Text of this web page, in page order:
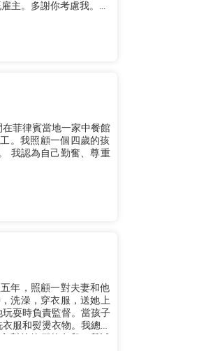
主。多謝你考慮我。...
菲律賓當地一家中餐館
。我照顧一個四歲的孩
我認為自己勤奮、尊重
年，照顧一對夫妻和他
耍時負責監督。當孩子
服和熨燙衣物。我總是